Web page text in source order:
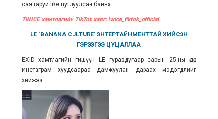
сая гаруй like цуглуулсан байна.
TWICE хамтлагийн TikTok хаяг: twice_tiktok_official
LE ‘BANANA CULTURE’ ЭНТЕРТАЙНМЕНТТАЙ ХИЙСЭН
ГЭРЭЭГЭЭ ЦУЦАЛЛАА
EXID хамтлагийн гишүүн LE гуравдугаар сарын 25-ны өдөр
Инстаграм хуудсаараа дамжуулан дараах мэдэгдлийг
хийжээ.